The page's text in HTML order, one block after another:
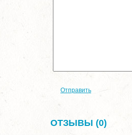
Отправить
ОТЗЫВЫ (0)